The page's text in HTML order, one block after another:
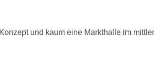
und kaum eine Markthalle im